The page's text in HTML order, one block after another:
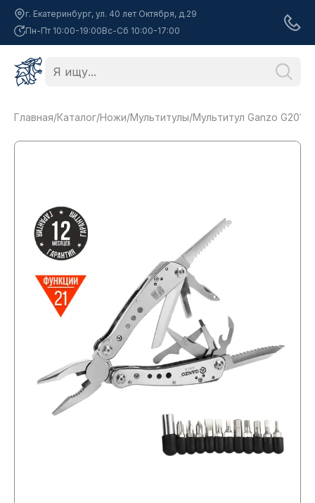
г. Екатеринбург, ул. 40 лет Октября, д.29
Пн-Пт 10:00-19:00Вс-Сб 10:00-17:00
Главная/Каталог/Ножи/Мультитулы/Мультитул Ganzo G201-